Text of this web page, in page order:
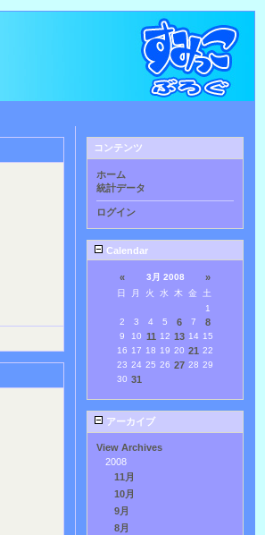
コンテンツ
ホーム
統計データ
ログイン
Calendar
« 3月 2008 »
日 月 火 水 木 金
土
1
2
3 4 5 6 7 8
9 10 11 12 13 14 15
16 17 18 19 20 21 22
23 24 25 26 27 28 29
30 31
アーカイブ
View Archives
2008
11月
10月
9月
8月